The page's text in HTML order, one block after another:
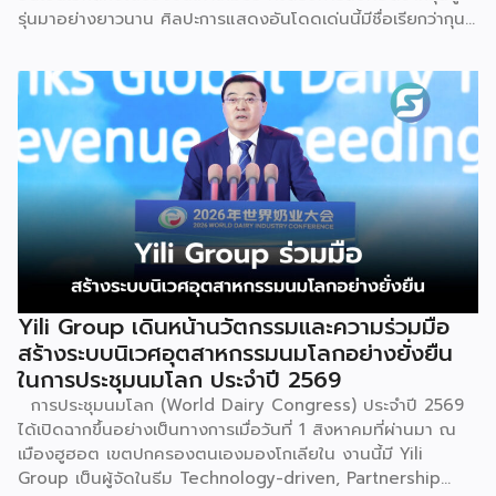
รุ่นมาอย่างยาวนาน ศิลปะการแสดงอันโดดเด่นนี้มีชื่อเรียกว่ากุน
โจว” ซึ่งทรงคุณค่าเป็นยิ่งกว่าการแสดง เพราะทำหน้าที่จดบันทึก
ประวัติศาสตร์การอพยพย้ายถิ่นฐาน สะท้อนภูมิปัญญาทาง
วัฒนธรรมอันรุ่มรวย และตอกย้ำจิตวิญญาณอันแข็งแกร่งของ
ชนเผ่าเหมียวไว้ได้อย่างงดงาม ตำนานเล่าว่า ยามอพยพย้าย
ถิ่นฐานในอดีตกาล เส้นทางของชาวเหมียวต้องเผชิญกับเทือกเขา
สูงชันและพงหนามรกร้าง เพื่อเปิดทางให้เพื่อนพ้องเดินทางผ่าน
พงไพร เหล่าผู้กล้าหาญจึงใช้ร่างกายของตนกลิ้งทับพงหนาม
อย่างไม่เกรงกลัวเพื่อถางทางให้คนในเผ่า ด้วยเหตุนี้ คนรุ่นหลังจึง
ได้จำลองท่วงท่าการกลิ้งตัวดังกล่าวมาต่อยอดและรังสรรค์เป็น
ระบำลู่เซิงอันเป็นเอกลักษณ์ เพื่อรำลึกถึงความกล้าหาญและหยาด
เหงื่อแรงกายของบรรพบุรุษ โดยทุกท่วงท่าการกลิ้งตัวคือการ
คารวะต่อบรรพชน และทุกการกระโดดสะท้อนถึงจิตวิญญาณอัน
แรงกล้าของชนเผ่าเหมียว กุนซานจูถือเป็นหนึ่งในศิลปะการ
เต้นรำที่ปราบเซียนและท้าทายที่สุดของชนเผ่าเหมียว ผู้แสดงจะ
สวมเสื้อนอกสีขาวปักลายอันประณีต และสวมหมวกขนไก่ฟ้า
พร้อมบรรเลงลู่เซิงแบบ 6 ท่อ จุดที่ท้าทายที่สุดคือเสียงเพลงจะ
ต้องพลิ้วไหวอย่างต่อเนื่อง นักเต้นจึงต้องเป่าลู่เซิงอย่าง
สม่ำเสมอโดยไม่สะดุด แม้ในยามที่ต้องโลดโผนด้วยท่วงท่าที่ยาก
Yili Group เดินหน้านวัตกรรมและความร่วมมือ
สร้างระบบนิเวศอุตสาหกรรมนมโลกอย่างยั่งยืน
ในการประชุมนมโลก ประจำปี 2569
การประชุมนมโลก (World Dairy Congress) ประจำปี 2569
ได้เปิดฉากขึ้นอย่างเป็นทางการเมื่อวันที่ 1 สิงหาคมที่ผ่านมา ณ
เมืองฮูฮอต เขตปกครองตนเองมองโกเลียใน งานนี้มี Yili
Group เป็นผู้จัดในธีม Technology-driven, Partnership